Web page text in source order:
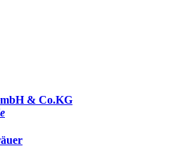
& Co.KG